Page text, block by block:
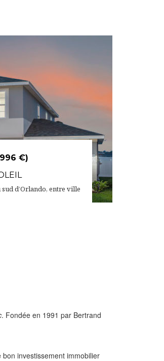
€)
d’Orlando, entre ville
. Fondée en 1991 par Bertrand
investissement immobilier